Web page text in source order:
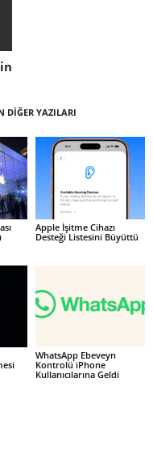
DİĞER YAZILARI
Apple İşitme Cihazı
Desteği Listesini Büyüttü
WhatsApp Ebeveyn
Kontrolü iPhone
Kullanıcılarına Geldi